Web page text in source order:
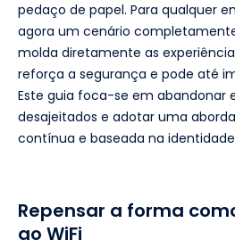
pedaço de papel. Para qualquer
agora um cenário
molda diretamente as
reforça a segurança e pode até
Este guia foca-se em abandonar
desajeitados e adotar uma
contínua e baseada na
Repensar a forma
ao WiFi